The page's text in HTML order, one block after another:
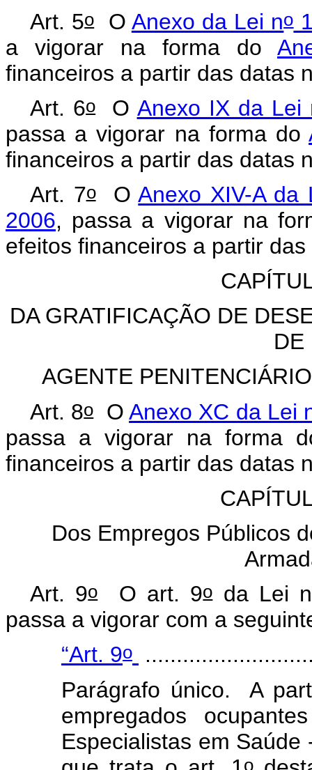
Art. 5oO Anexo da Lei no
a vigorar na forma do
financeiros a partir das datas
Art. 6oO Anexo IX da Lei
passa a vigorar na forma do
financeiros a partir das datas
Art. 7oOAnexo XIV-A da
2006, passa a vigorar na
efeitos financeiros a partir
DA GRATIFICAÇÃO DE
DE
AGENTE
Art. 8o OAnexo XC da Lei
passa a vigorar na forma
financeiros a partir das datas
Dos Empregos Públicos
Art. 9oO art. 9oda Lei n
passa a vigorar com a
“Art. 9o
Parágrafo único. A
empregados
Especialistas em
o